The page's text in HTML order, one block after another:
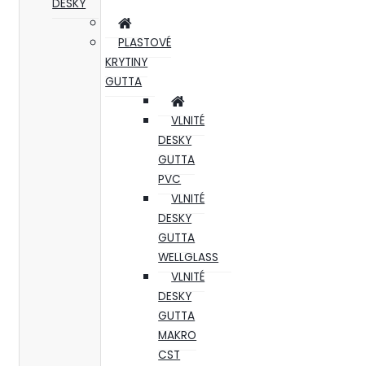
DESKY
PLASTOVÉ
KRYTINY
GUTTA
VLNITÉ
DESKY
GUTTA
PVC
VLNITÉ
DESKY
GUTTA
WELLGLASS
VLNITÉ
DESKY
GUTTA
MAKRO
CST